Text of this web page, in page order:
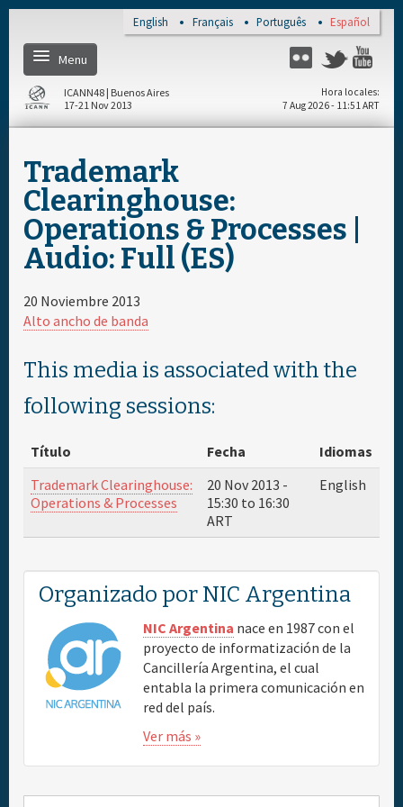
Skip to main contentEnglish Français Português Español
Menu
Flickr Twitter
Home
Regístrese
Cronograma diario
Materiales & Medios
Sede del evento y hoteles
Mapas
Información general
ICANN48 | Buenos Aires
17-21 Nov 2013
Hora locales
7 Aug 2026 - 11:51 ART
Trademark
Clearinghouse:
Operations & Processes |
Audio: Full (ES)
20 Noviembre 2013
Alto ancho de banda
This media is associated with the
following sessions:
Título Fecha
Idiomas
Trademark Clearinghouse:
Operations & Processes
20 Nov 2013 -
15:30 to 16:30
ART
English
Organizado por NIC Argentina
NIC Argentina nace en 1987 con el
proyecto de informatización de la
Cancillería Argentina, el cual
entabla la primera comunicación en
red del país.
Ver más »